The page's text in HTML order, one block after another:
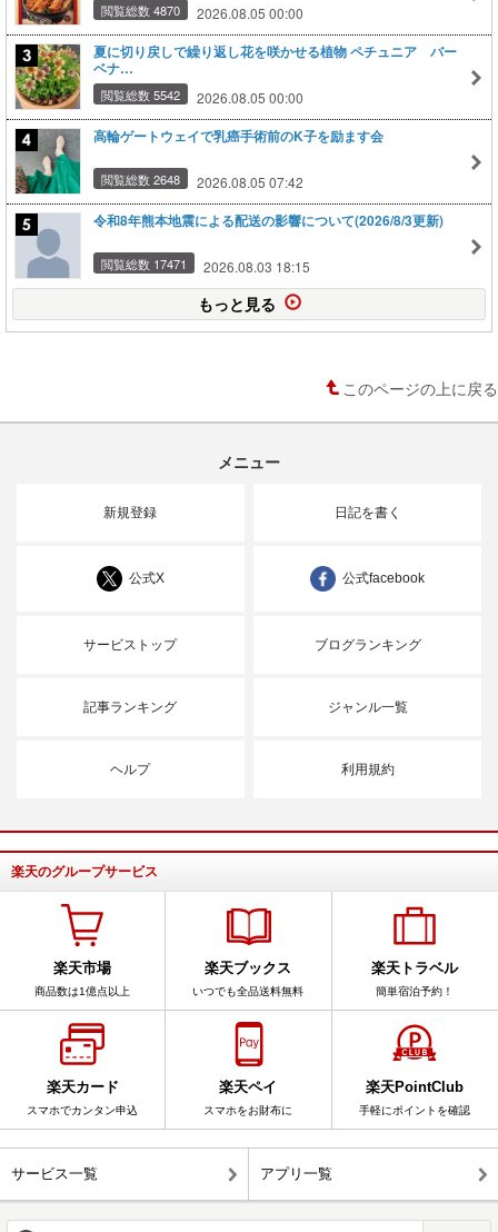
閲覧総数 4870 2026.08.05 00:00
夏に切り戻しで繰り返し花を咲かせる植物 ペチュニア バー
ベナ…
閲覧総数 5542 2026.08.05 00:00
高輪ゲートウェイで乳癌手術前のK子を励ます会
閲覧総数 2648 2026.08.05 07:42
令和8年熊本地震による配送の影響について(2026/8/3更新)
閲覧総数 17471 2026.08.03 18:15
もっと見る
このページの上に戻る
メニュー
新規登録 日記を書く
公式X 公式facebook
サービストップ ブログランキング
記事ランキング ジャンル一覧
ヘルプ 利用規約
楽天のグループサービス
楽天市場
商品数は1億点以上
楽天ブックス
いつでも全品送料無料
楽天トラベル
簡単宿泊予約！
楽天カード
スマホでカンタン申込
楽天ペイ
スマホをお財布に
楽天PointClub
手軽にポイントを確認
サービス一覧 アプリ一覧